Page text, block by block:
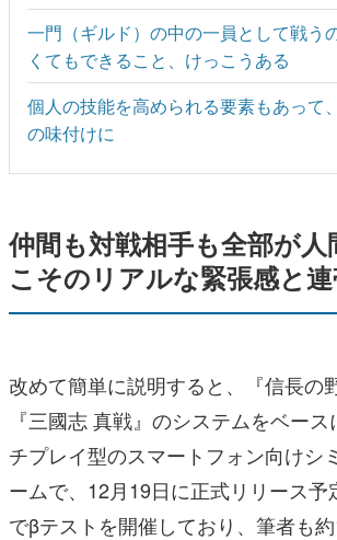
一門（ギルド）の中の一員として戦う
くてもできること、けっこうある
個人の技能を高められる要素もあって
の味付けに
仲間も対戦相手も全部が人
こそのリアルな緊張感と
改めて簡単に説明すると、『信長の
『三國志 真戦』のシステムをベー
チプレイ型のスマートフォン向けシ
ームで、12月19日に正式リリース予
でβテストを開催しており、筆者も